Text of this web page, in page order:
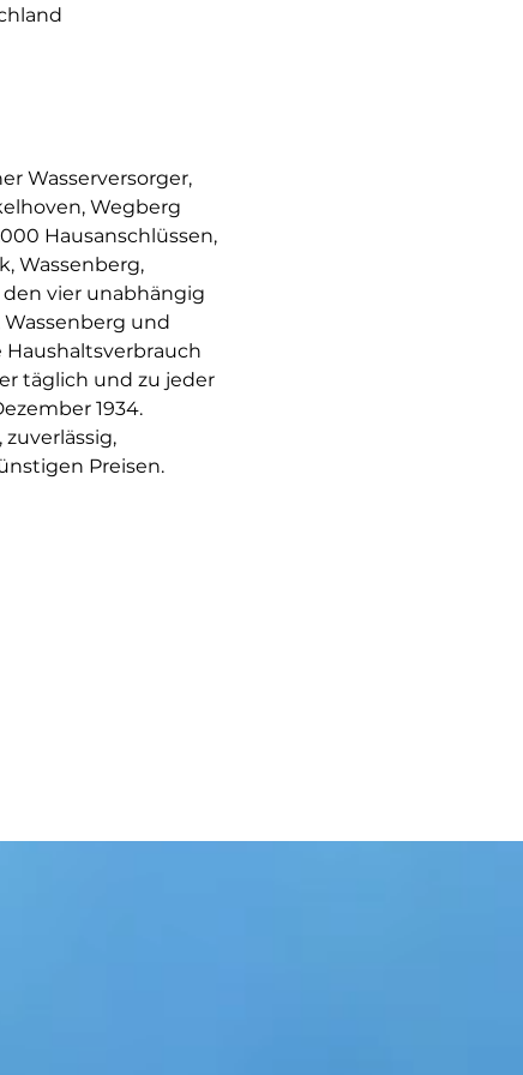
Wasserversorger,
Wegberg
Hausanschlüssen,
Wassenberg,
vier unabhängig
und
Haushaltsverbrauch
täglich und zu jeder
1934.
Preisen.